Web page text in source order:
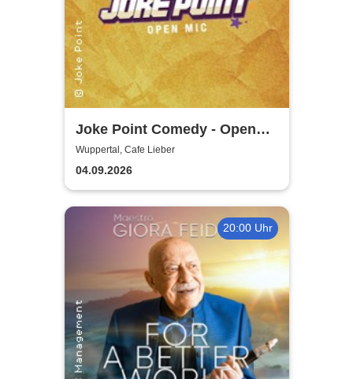
Joke Point Comedy - Open
Mic | Cafe Lieber
Wuppertal, Cafe Lieber
04.09.2026
20:00 Uhr